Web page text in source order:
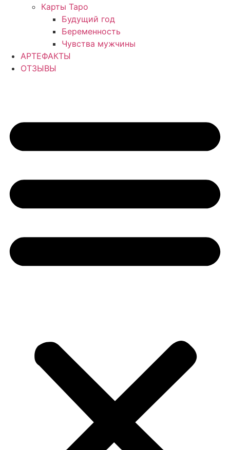
Карты Таро
Будущий год
Беременность
Чувства мужчины
АРТЕФАКТЫ
ОТЗЫВЫ